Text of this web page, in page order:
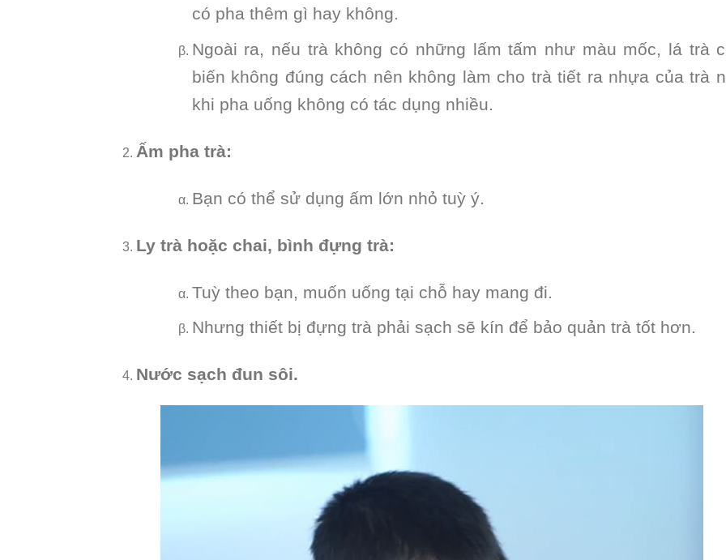
có pha thêm gì hay không.
Ngoài ra, nếu trà không có những lấm tấm như màu mốc, lá trà
biến không đúng cách nên không làm cho trà tiết ra nhựa của trà
khi pha uống không có tác dụng nhiều.
Ấm pha trà:
Bạn có thể sử dụng ấm lớn nhỏ tuỳ ý.
Ly trà hoặc chai, bình đựng trà:
Tuỳ theo bạn, muốn uống tại chỗ hay mang đi.
Nhưng thiết bị đựng trà phải sạch sẽ kín để bảo quản trà tốt hơn.
Nước sạch đun sôi.